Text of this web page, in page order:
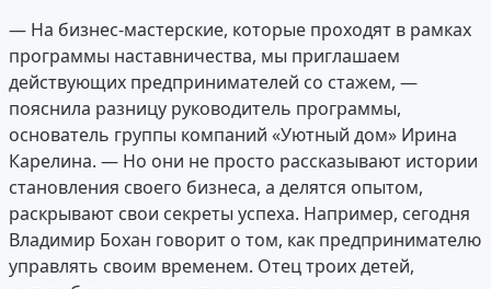
— На бизнес-мастерские, которые проходят в рамках
программы наставничества, мы приглашаем
действующих предпринимателей со стажем, —
пояснила разницу руководитель программы,
основатель группы компаний «Уютный дом» Ирина
Карелина. — Но они не просто рассказывают истории
становления своего бизнеса, а делятся опытом,
раскрывают свои секреты успеха. Например, сегодня
Владимир Бохан говорит о том, как предпринимателю
управлять своим временем. Отец троих детей,